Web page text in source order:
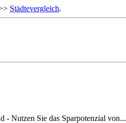
Städtevergleich.
- Nutzen Sie das Sparpotenzial von...